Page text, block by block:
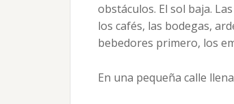
obstáculos. El sol baja.
los cafés, las bodegas,
bebedores primero, los
En una pequeña calle